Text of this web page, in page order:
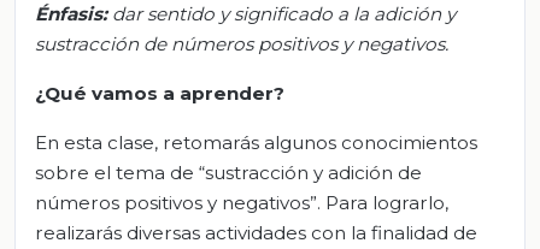
Énfasis: dar sentido y significado a la adición y
sustracción de números positivos y negativos.
¿Qué vamos a aprender?
En esta clase, retomarás algunos conocimientos
sobre el tema de “sustracción y adición de
números positivos y negativos”. Para lograrlo,
realizarás diversas actividades con la finalidad de